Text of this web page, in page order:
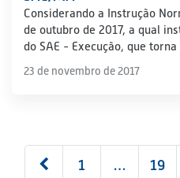
Considerando a Instrução
de outubro de 2017, a qual
do SAE - Execução, que
23 de novembro de 2017
1 … 19